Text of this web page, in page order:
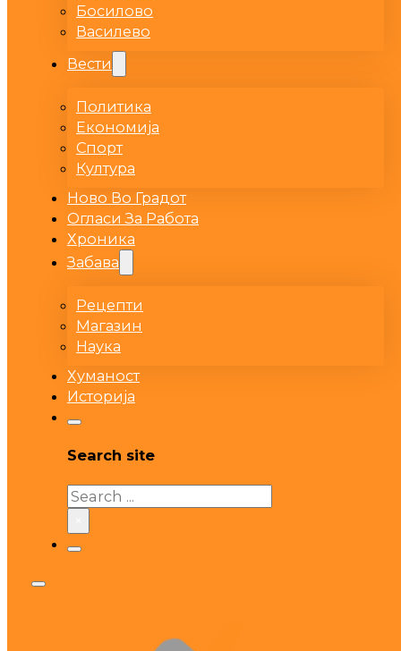
Босилово
Василево
Вести
Политика
Економија
Спорт
Култура
Ново Во Градот
Огласи За Работа
Хроника
Забава
Рецепти
Магазин
Наука
Хуманост
Историја
Search site
Search